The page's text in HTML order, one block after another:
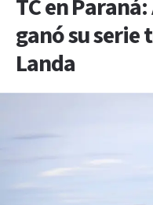
TC en
ganó su serie
Landa